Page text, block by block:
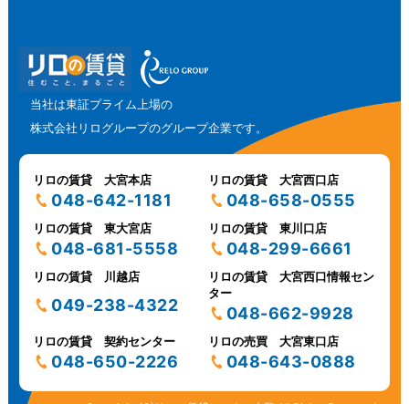
当社は東証プライム上場の
株式会社リログループのグループ企業です。
リロの賃貸 大宮本店
048-642-1181
リロの賃貸 大宮西口店
048-658-0555
リロの賃貸 東大宮店
048-681-5558
リロの賃貸 東川口店
048-299-6661
リロの賃貸 川越店
049-238-4322
リロの賃貸 大宮西口情報セン
ター
048-662-9928
リロの賃貸 契約センター
048-650-2226
リロの売買 大宮東口店
048-643-0888